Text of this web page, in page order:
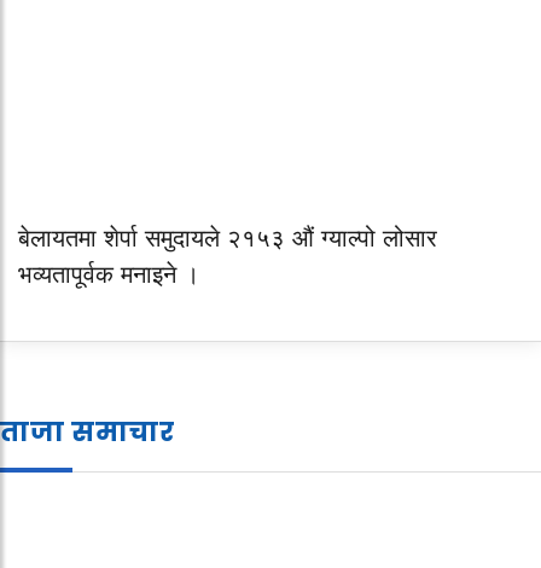
बेलायतमा शेर्पा समुदायले २१५३ औं ग्याल्पो लोसार
भव्यतापूर्वक मनाइने ।
ताजा समाचार